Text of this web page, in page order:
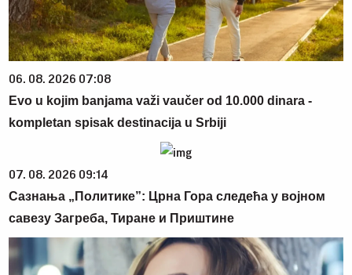
06. 08. 2026 07:08
Evo u kojim banjama važi vaučer od 10.000 dinara -
kompletan spisak destinacija u Srbiji
07. 08. 2026 09:14
Сазнања „Политике”: Црна Гора следећа у војном
савезу Загреба, Тиране и Приштине